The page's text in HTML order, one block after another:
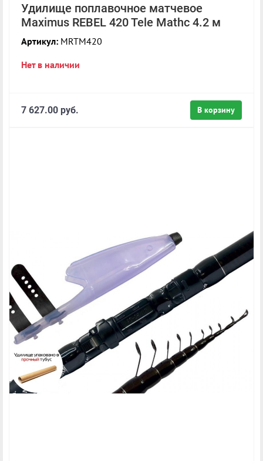
Удилище поплавочное матчевое
Maximus REBEL 420 Tele Mathc 4.2 м
Артикул: MRTM420
Нет в наличии
В корзину
7 627.00 руб.